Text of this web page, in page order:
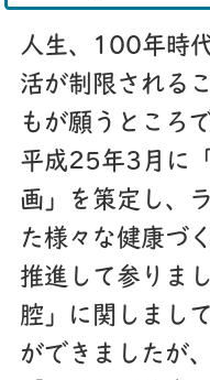
人生、100年時
活が制限される
もが願うところ
平成25年3月に
画」を策定し、
た様々な健康づ
推進して参りま
腔」に関しまし
ができましたが